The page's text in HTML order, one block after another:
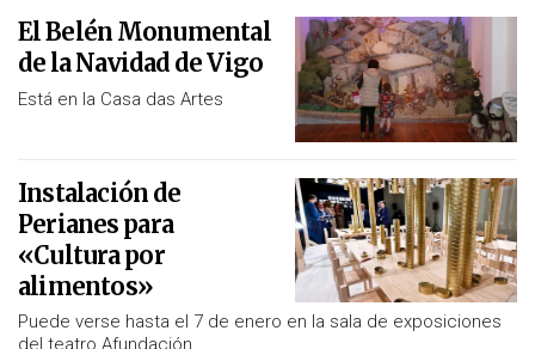
El Belén Monumental
de la Navidad de Vigo
Está en la Casa das Artes
Instalación de
Perianes para
«Cultura por
alimentos»
Puede verse hasta el 7 de enero en la sala de exposiciones